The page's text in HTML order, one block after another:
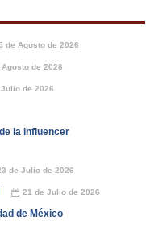
de Agosto de 2026
de 2026
de 2026
la influencer
de Julio de 2026
📅 21 de Julio de 2026
de México